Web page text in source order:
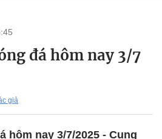
đá hôm nay 3/7
giả
hôm nay 3/7/2025 - Cung